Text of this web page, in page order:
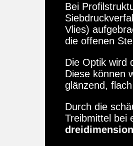
Bei
Vlies)
die offenen
Die Optik wird
Diese können
glänzend,
Durch die
Treibmittel bei